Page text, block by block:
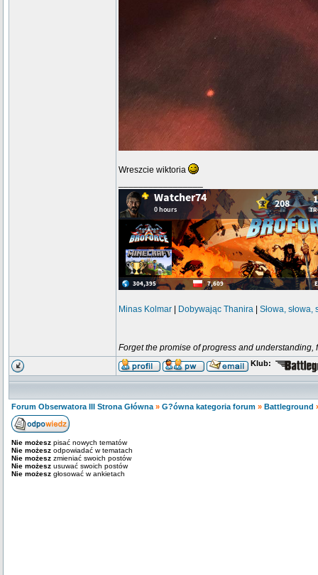
Wreszcie wiktoria
Minas Kolmar Dobywając Thanira Słowa, słowa,
Forget the promise of progress and
Klub:
Forum Obserwatora III Strona Główna » G?ówna kategoria forum » Battleground
Nie możesz pisać nowych tematów
Nie możesz odpowiadać w tematach
Nie możesz zmieniać swoich postów
Nie możesz usuwać swoich postów
Nie możesz głosować w ankietach